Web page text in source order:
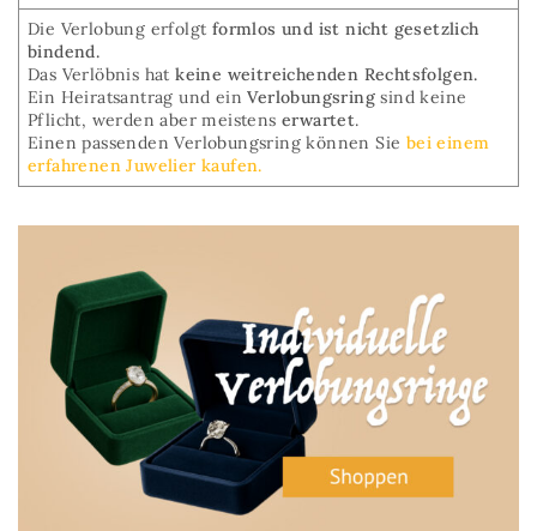
Die Verlobung erfolgt formlos und ist nicht gesetzlich
bindend.
Das Verlöbnis hatkeine weitreichenden Rechtsfolgen.
Ein Heiratsantrag und einVerlobungsring sind keine
Pflicht, werden aber meistens erwartet.
Einen passenden Verlobungsring können Sie bei einem
erfahrenen Juwelier kaufen.